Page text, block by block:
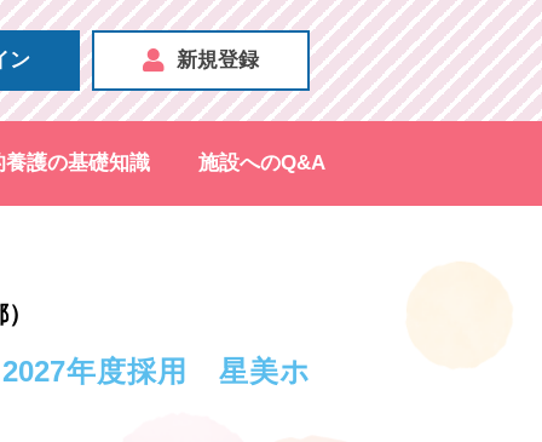
ン 新規登録
養護の基礎知識 施設へのQ&A
年度採用 星美ホ